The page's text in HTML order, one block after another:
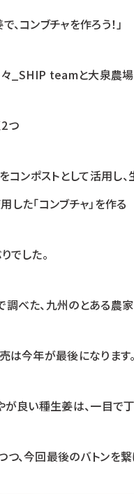
コンブチャを作ろう！」
_SHIP teamと大泉農場
つ
コンポストとして活用し
した「コンブチャ」を作る
でした。
べた、九州のとある農
は今年が最後になります。
が良い種生姜は、一目
、今回最後のバトンを繋